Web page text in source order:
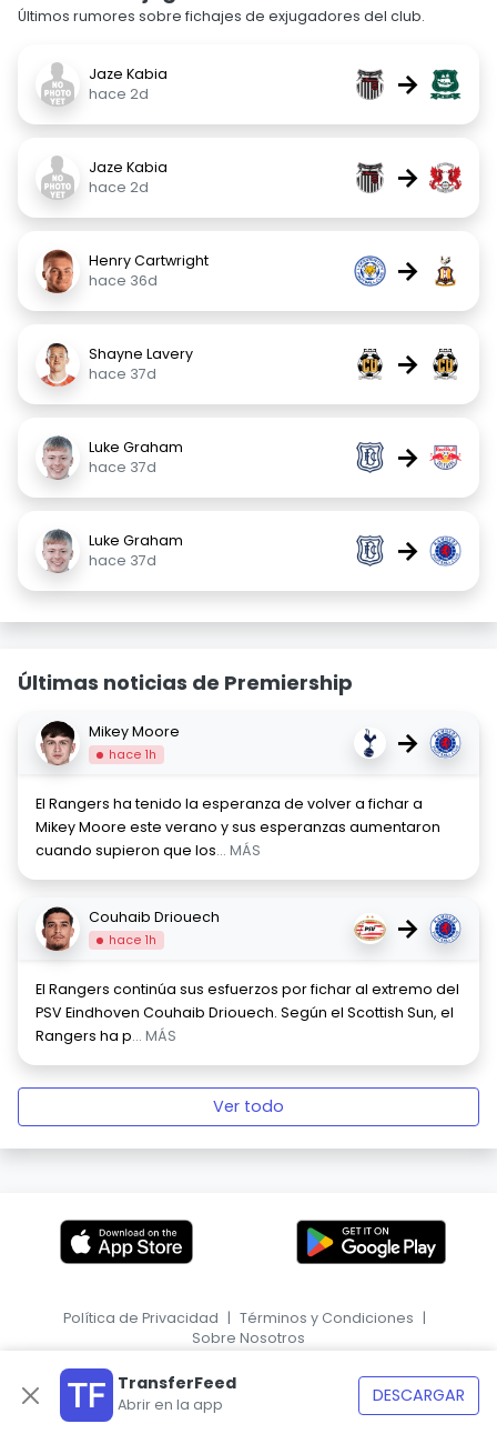
Últimos rumores sobre fichajes de exjugadores del club.
Jaze Kabia
hace 2d
→
Jaze Kabia
hace 2d
→
Henry Cartwright
hace 36d
→
Shayne Lavery
hace 37d
→
Luke Graham
hace 37d
→
Luke Graham
hace 37d
→
Últimas noticias de Premiership
Mikey Moore
hace 1h →
El Rangers ha tenido la esperanza de volver a fichar a
Mikey Moore este verano y sus esperanzas aumentaron
cuando supieron que los... MÁS
Couhaib Driouech
hace 1h →
El Rangers continúa sus esfuerzos por fichar al extremo del
PSV Eindhoven Couhaib Driouech. Según el Scottish Sun, el
Rangers ha p... MÁS
Ver todo
TransferFeed
Abrir en la app DESCARGAR
Política de Privacidad | Términos y Condiciones |
Sobre Nosotros